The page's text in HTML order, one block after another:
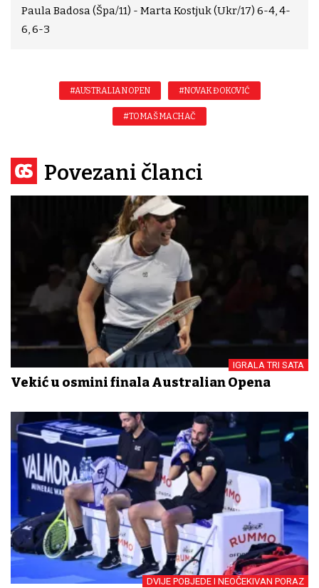
Paula Badosa (Špa/11) - Marta Kostjuk (Ukr/17) 6-4, 4-
6, 6-3
#AUSTRALIAN OPEN #NOVAK ĐOKOVIĆ
#TOMAŠ MACHAČ
Povezani članci
IGRALA TRI SATA
Vekić u osmini finala Australian Opena
DVIJE POBJEDE I NEOČEKIVAN PORAZ